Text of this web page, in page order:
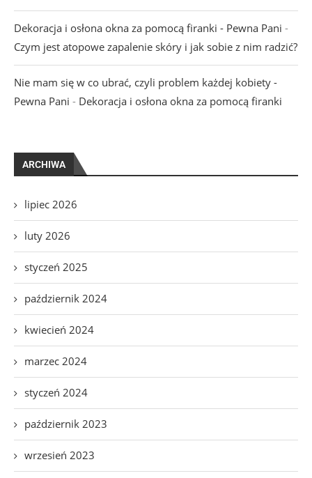
Dekoracja i osłona okna za pomocą firanki - Pewna Pani -
Czym jest atopowe zapalenie skóry i jak sobie z nim radzić?
Nie mam się w co ubrać, czyli problem każdej kobiety -
Pewna Pani - Dekoracja i osłona okna za pomocą firanki
ARCHIWA
lipiec 2026
luty 2026
styczeń 2025
październik 2024
kwiecień 2024
marzec 2024
styczeń 2024
październik 2023
wrzesień 2023